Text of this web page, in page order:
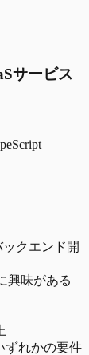
サービス
ックエンド開
興味がある
ずれかの要件